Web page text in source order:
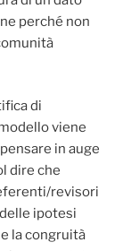
perché non
di
viene
in auge
dire che
revisori
ipotesi
la congruità